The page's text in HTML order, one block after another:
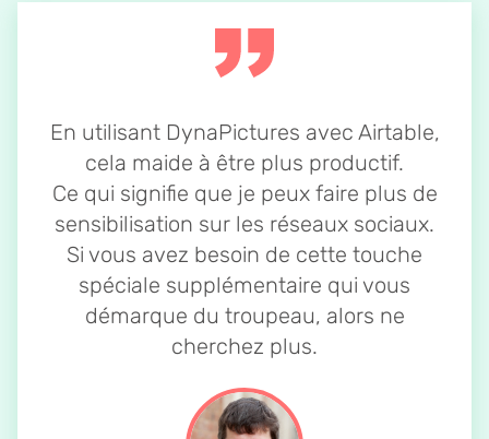
En utilisant DynaPictures avec Airtable,
cela maide à être plus productif.
Ce qui signifie que je peux faire plus de
sensibilisation sur les réseaux sociaux.
Si vous avez besoin de cette touche
spéciale supplémentaire qui vous
démarque du troupeau, alors ne
cherchez plus.